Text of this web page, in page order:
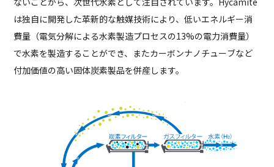
は独自に開発した革新的な触媒技術により、低いエネルギー消
費量（電気分解による水素製造プロセスの13%の電力消費量）
で水素を製造することができ、またカーボンナノチューブなど
付加価値の高い固体炭素製品を併産します。